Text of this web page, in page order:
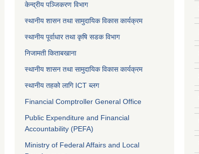
केन्द्रीय पञ्जिकरण विभाग
स्थानीय शासन तथा सामुदायिक विकास कार्यक्रम
स्थानीय पूर्वाधार तथा कृषि सडक विभाग
निजामती किताबखाना
स्थानीय शासन तथा सामुदायिक विकास कार्यक्रम
स्थानीय तहको लागि ICT ब्लग
Financial Comptroller General Office
Public Expenditure and Financial
Accountability (PEFA)
Ministry of Federal Affairs and Local